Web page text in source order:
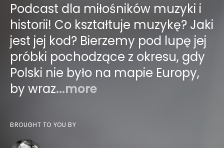
Podcast dla miłośników muzyki i
historii! Co kształtuje muzykę? Jaki
jest jej kod? Bierzemy pod lupę jej
próbki pochodzące z okresu, gdy
Polski nie było na mapie Europy,
by wraz...more
BROUGHT TO YOU BY